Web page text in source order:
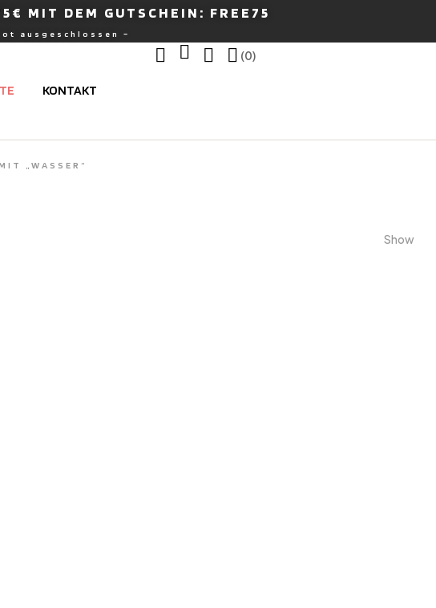
MIT DEM GUTSCHEIN: FREE75
ausgeschlossen –
KONTAKT
(0)
„WASSER“
Show